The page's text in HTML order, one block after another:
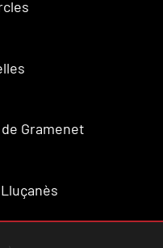
Gramenet